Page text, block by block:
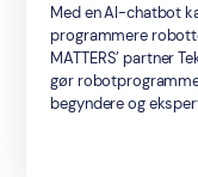
Med en AI-chatbot
programmere
MATTERS’ partner
gør
begyndere og